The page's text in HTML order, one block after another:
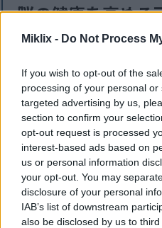
Miklix - Do Not Process
If you wish to opt-out of the
processing of your personal
targeted advertising by us,
section to confirm your
opt-out request is processed
interest-based ads based on
us or personal information
your opt-out. You may
disclosure of your personal
IAB’s list of downstream
also be disclosed by us to
脳の健康を高める
いことが示されています。
化物質が豊富に含まれてお
ブラックベリーを頻繁に食
ュニケーション能力が向上
ると言われています。
ブラックベリーは脳の炎症
これは加齢に伴う記憶力の
す。高齢者の場合、食事に
とで認知症の予防に役立つ